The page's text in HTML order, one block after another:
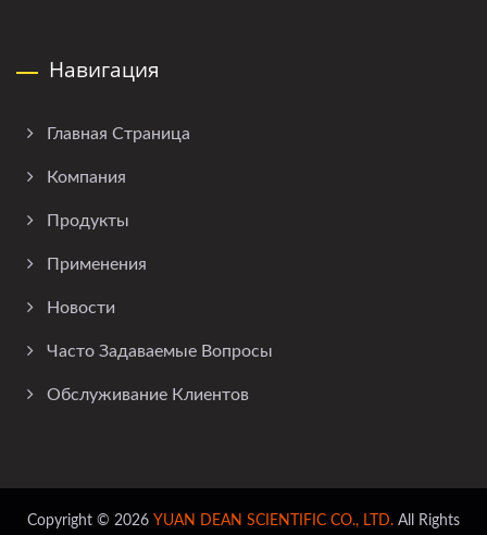
Навигация
Главная Страница
Компания
Продукты
Применения
Новости
Часто Задаваемые Вопросы
Обслуживание Клиентов
Copyright © 2026 YUAN DEAN SCIENTIFIC CO., LTD. All Rights